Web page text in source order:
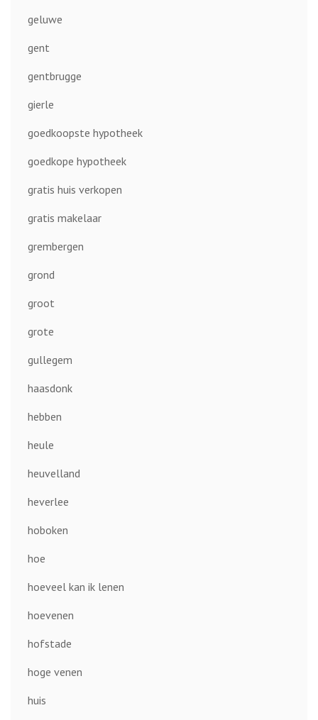
geluwe
gent
gentbrugge
gierle
goedkoopste hypotheek
goedkope hypotheek
gratis huis verkopen
gratis makelaar
grembergen
grond
groot
grote
gullegem
haasdonk
hebben
heule
heuvelland
heverlee
hoboken
hoe
hoeveel kan ik lenen
hoevenen
hofstade
hoge venen
huis